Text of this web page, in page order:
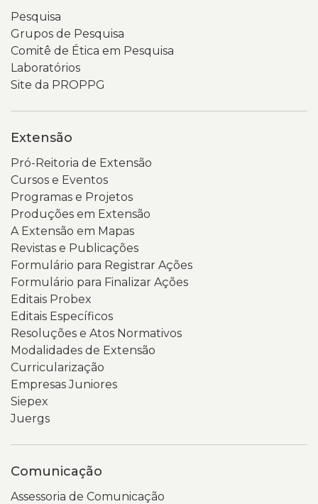
Pesquisa
Grupos de Pesquisa
Comitê de Ética em Pesquisa
Laboratórios
Site da PROPPG
Extensão
Pró-Reitoria de Extensão
Cursos e Eventos
Programas e Projetos
Produções em Extensão
A Extensão em Mapas
Revistas e Publicações
Formulário para Registrar Ações
Formulário para Finalizar Ações
Editais Probex
Editais Específicos
Resoluções e Atos Normativos
Modalidades de Extensão
Curricularização
Empresas Juniores
Siepex
Juergs
Comunicação
Assessoria de Comunicação